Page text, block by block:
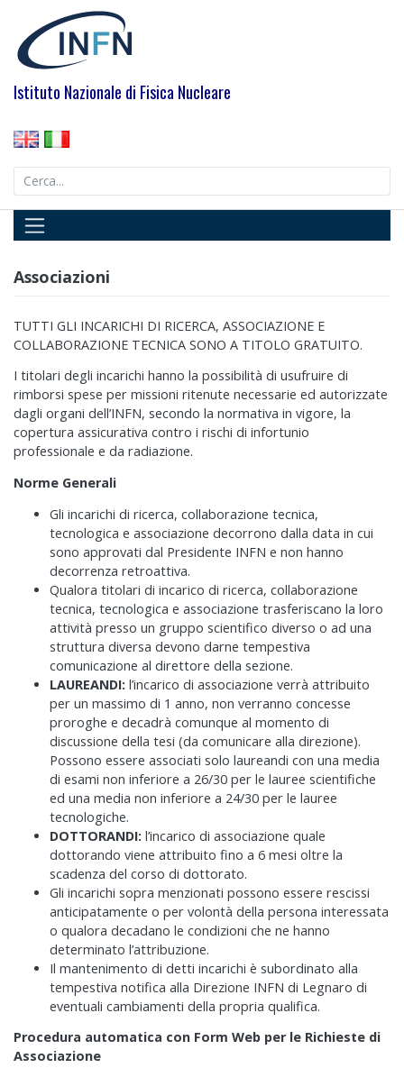
content
Istituto Nazionale di Fisica Nucleare
Search
Associazioni
TUTTI GLI INCARICHI DI RICERCA, ASSOCIAZIONE E
COLLABORAZIONE TECNICA SONO A TITOLO GRATUITO.
I titolari degli incarichi hanno la possibilità di usufruire di
rimborsi spese per missioni ritenute necessarie ed autorizzate
dagli organi dell’INFN, secondo la normativa in vigore, la
copertura assicurativa contro i rischi di infortunio
professionale e da radiazione.
Norme Generali
Gli incarichi di ricerca, collaborazione tecnica,
tecnologica e associazione decorrono dalla data in cui
sono approvati dal Presidente INFN e non hanno
decorrenza retroattiva.
Qualora titolari di incarico di ricerca, collaborazione
tecnica, tecnologica e associazione trasferiscano la loro
attività presso un gruppo scientifico diverso o ad una
struttura diversa devono darne tempestiva
comunicazione al direttore della sezione.
LAUREANDI: l’incarico di associazione verrà attribuito
per un massimo di 1 anno, non verranno concesse
proroghe e decadrà comunque al momento di
discussione della tesi (da comunicare alla direzione).
Possono essere associati solo laureandi con una media
di esami non inferiore a 26/30 per le lauree scientifiche
ed una media non inferiore a 24/30 per le lauree
tecnologiche.
DOTTORANDI: l’incarico di associazione quale
dottorando viene attribuito fino a 6 mesi oltre la
scadenza del corso di dottorato.
Gli incarichi sopra menzionati possono essere rescissi
anticipatamente o per volontà della persona interessata
o qualora decadano le condizioni che ne hanno
determinato l’attribuzione.
Il mantenimento di detti incarichi è subordinato alla
tempestiva notifica alla Direzione INFN di Legnaro di
eventuali cambiamenti della propria qualifica.
Procedura automatica con Form Web per le Richieste di
Associazione